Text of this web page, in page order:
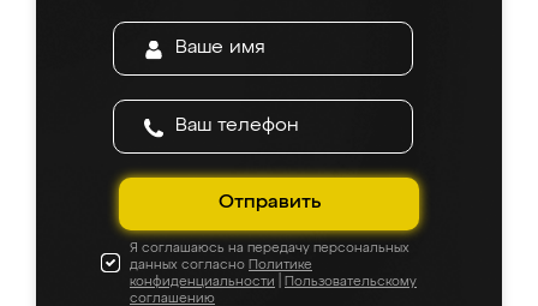
Отправить
Я соглашаюсь на передачу персональных
данных согласно Политике
конфиденциальности
Пользовательскому
соглашению